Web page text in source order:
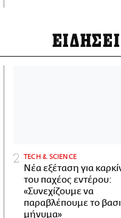
ΤECH & SCIENCE
Νέα εξέταση για
του παχέος εντέρου:
«Συνεχίζουμε να
παραβλέπουμε το
μήνυμα»